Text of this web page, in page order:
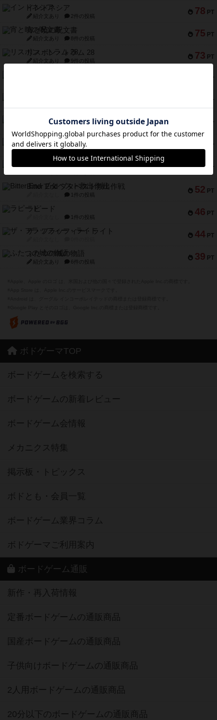
78 PT
インドネシア
紹介文あり 2件の投稿
75 PT
宵と暁の呪文書
紹介文あり 8件の投稿
73 PT
リスボン・トラム 28
紹介文あり 9件の投稿
PT
PT
PT
スペクタキュラー
PT
スモールワールド
紹介文あり 13件の投稿
58 PT
52 PT
Bitter End ブタペスト救出作戦
1件の投稿
46 PT
ラピード
1件の投稿
44 PT
ザ・フラッフィー・ライト
39 PT
ふたつの城の物語
紹介文あり 6件の投稿
ボドゲーマTOP
ボードゲームを検索する
ボードゲームの新着レビュー
ボードゲーム会情報
メカニクス特集
掲示板・トピックス
ボドとも・会員一覧
ボードゲーム業界コラム
ボドゲーマご利用案内
ボードゲーム通販
新作・再入荷情報
定番ボードゲームの通販商品
国産ボードゲームの通販商品
子供向けボードゲームの通販商品
2人用ボードゲームの通販商品
20分以下のボードゲームの通販商品